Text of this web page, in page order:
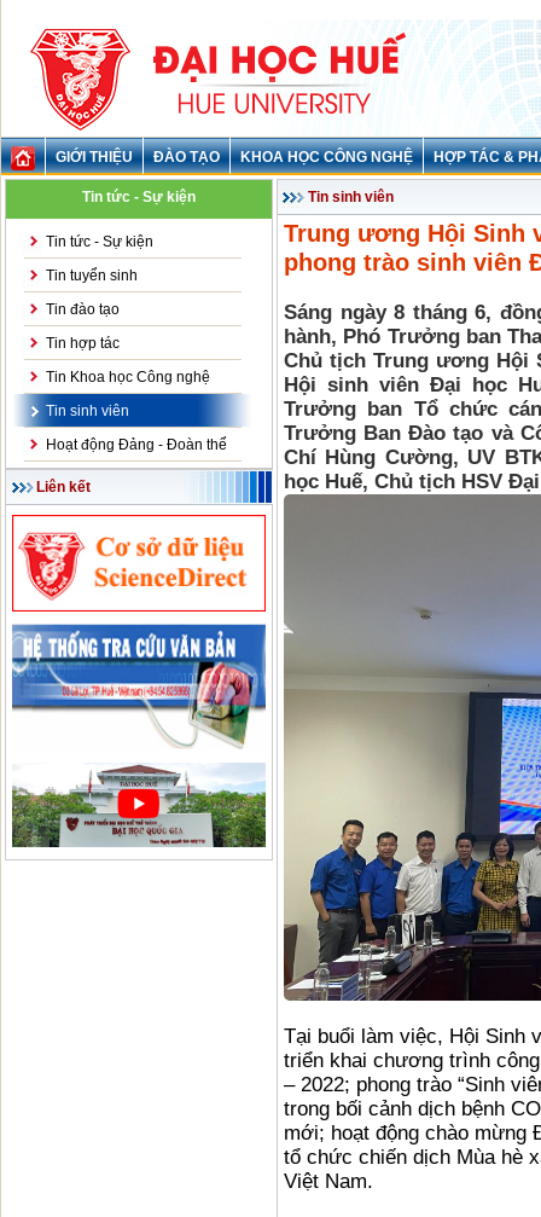
GIỚI THIỆU ĐÀO TẠO KHOA HỌC CÔNG NGHỆ HỢP TÁC &
Tin tức - Sự kiện
Tin tức - Sự kiện
Tin tuyển sinh
Tin đào tạo
Tin hợp tác
Tin Khoa học Công nghệ
Tin sinh viên
Hoạt động Đảng - Đoàn thể
Liên kết
Tin sinh viên
Trung ương Hội Sinh
phong trào sinh viên
Sáng ngày 8 tháng 6,
hành, Phó Trưởng ban
Chủ tịch Trung ương Hội
Hội sinh viên Đại học
Trưởng ban Tổ chức
Trưởng Ban Đào tạo và
Chí Hùng Cường, UV
học Huế, Chủ tịch HSV
Tại buổi làm việc, Hội Sinh
triển khai chương trình
– 2022; phong trào “Sinh
trong bối cảnh dịch bệnh
mới; hoạt động chào mừng
tổ chức chiến dịch Mùa hè
Việt Nam.